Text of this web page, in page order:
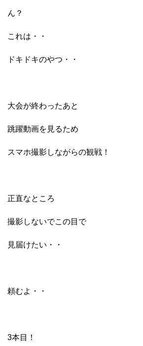
ん？
これは・・
ドキドキのやつ・・
大会が終わったあと
跳躍動画を見るため
スマホ撮影しながらの観戦！
正直なところ
撮影しないでこの目で
見届けたい・・
頼むよ・・
3本目！